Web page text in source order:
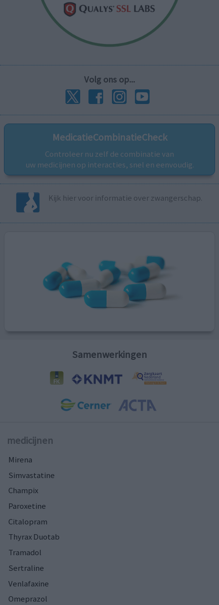
Volg ons op...
MedicatieCombinatieCheck
Controleer nu zelf de combinatie van
uw medicijnen op interacties, snel en eenvoudig.
Kijk hier voor informatie over zwangerschap.
Samenwerkingen
medicijnen
Mirena
Simvastatine
Champix
Paroxetine
Citalopram
Thyrax Duotab
Tramadol
Sertraline
Venlafaxine
Omeprazol